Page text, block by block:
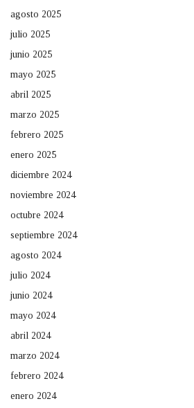
agosto 2025
julio 2025
junio 2025
mayo 2025
abril 2025
marzo 2025
febrero 2025
enero 2025
diciembre 2024
noviembre 2024
octubre 2024
septiembre 2024
agosto 2024
julio 2024
junio 2024
mayo 2024
abril 2024
marzo 2024
febrero 2024
enero 2024